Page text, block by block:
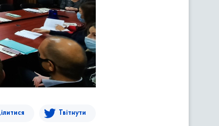
Твітнути